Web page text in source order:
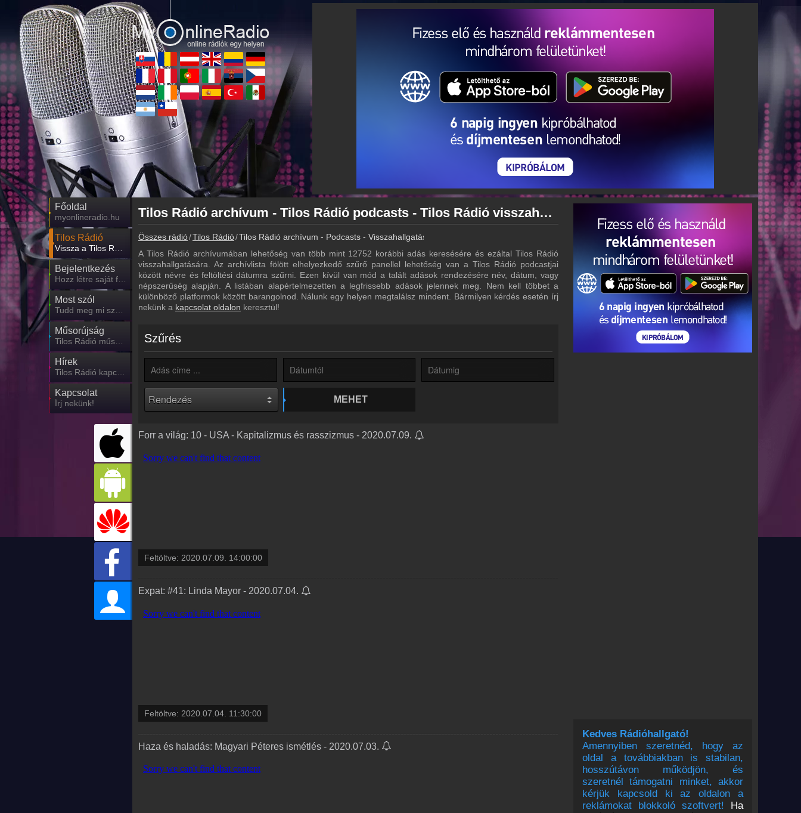
Főoldal
myonlineradio.hu
Tilos Rádió
Bejelentkezés
Most szól
Műsorújság
Hírek
Kapcsolat
Írj nekünk!
Kedves Rádióhallgató!
Amennyiben szeretnéd, hogy az
oldal a továbbiakban is stabilan,
hosszútávon működjön, és
szeretnél támogatni minket, akkor
kérjük kapcsold ki az oldalon a
reklámokat blokkoló szoftvert! Ha
Tilos Rádió archívum - Tilos Rádió podcasts - Tilos Rádió visszahallgatás
Összes rádió Tilos Rádió Tilos Rádió archívum - Podcasts - Visszahallgatás
A Tilos Rádió archívumában lehetőség van több mint 12752 korábbi adás keresésére és ezáltal Tilos Rádió
visszahallgatására. Az archívlista fölött elhelyezkedő szűrő panellel lehetőség van a Tilos Rádió podcastjai
között névre és feltöltési dátumra szűrni. Ezen kívül van mód a talált adások rendezésére név, dátum, vagy
népszerűség alapján. A listában alapértelmezetten a legfrissebb adások jelennek meg. Nem kell többet a
különböző platformok között barangolnod. Nálunk egy helyen megtalálsz mindent. Bármilyen kérdés esetén írj
nekünk a kapcsolat oldalon keresztül!
Szűrés
MEHET
Forr a világ: 10 - USA - Kapitalizmus és rasszizmus - 2020.07.09.
Feltöltve: 2020.07.09. 14:00:00
Expat: #41: Linda Mayor - 2020.07.04.
Feltöltve: 2020.07.04. 11:30:00
Haza és haladás: Magyari Péteres ismétlés - 2020.07.03.